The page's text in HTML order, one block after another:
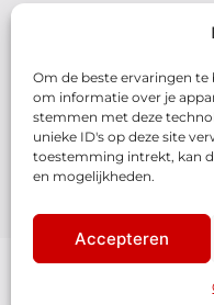
Om de beste ervaringen
om informatie over je
stemmen met deze
unieke ID's op deze site
toestemming intrekt, kan
en mogelijkheden.
Accepteren
072 - 57 16 9 40
Parelweg 3,
Alkmaar
© 2026 - Honda